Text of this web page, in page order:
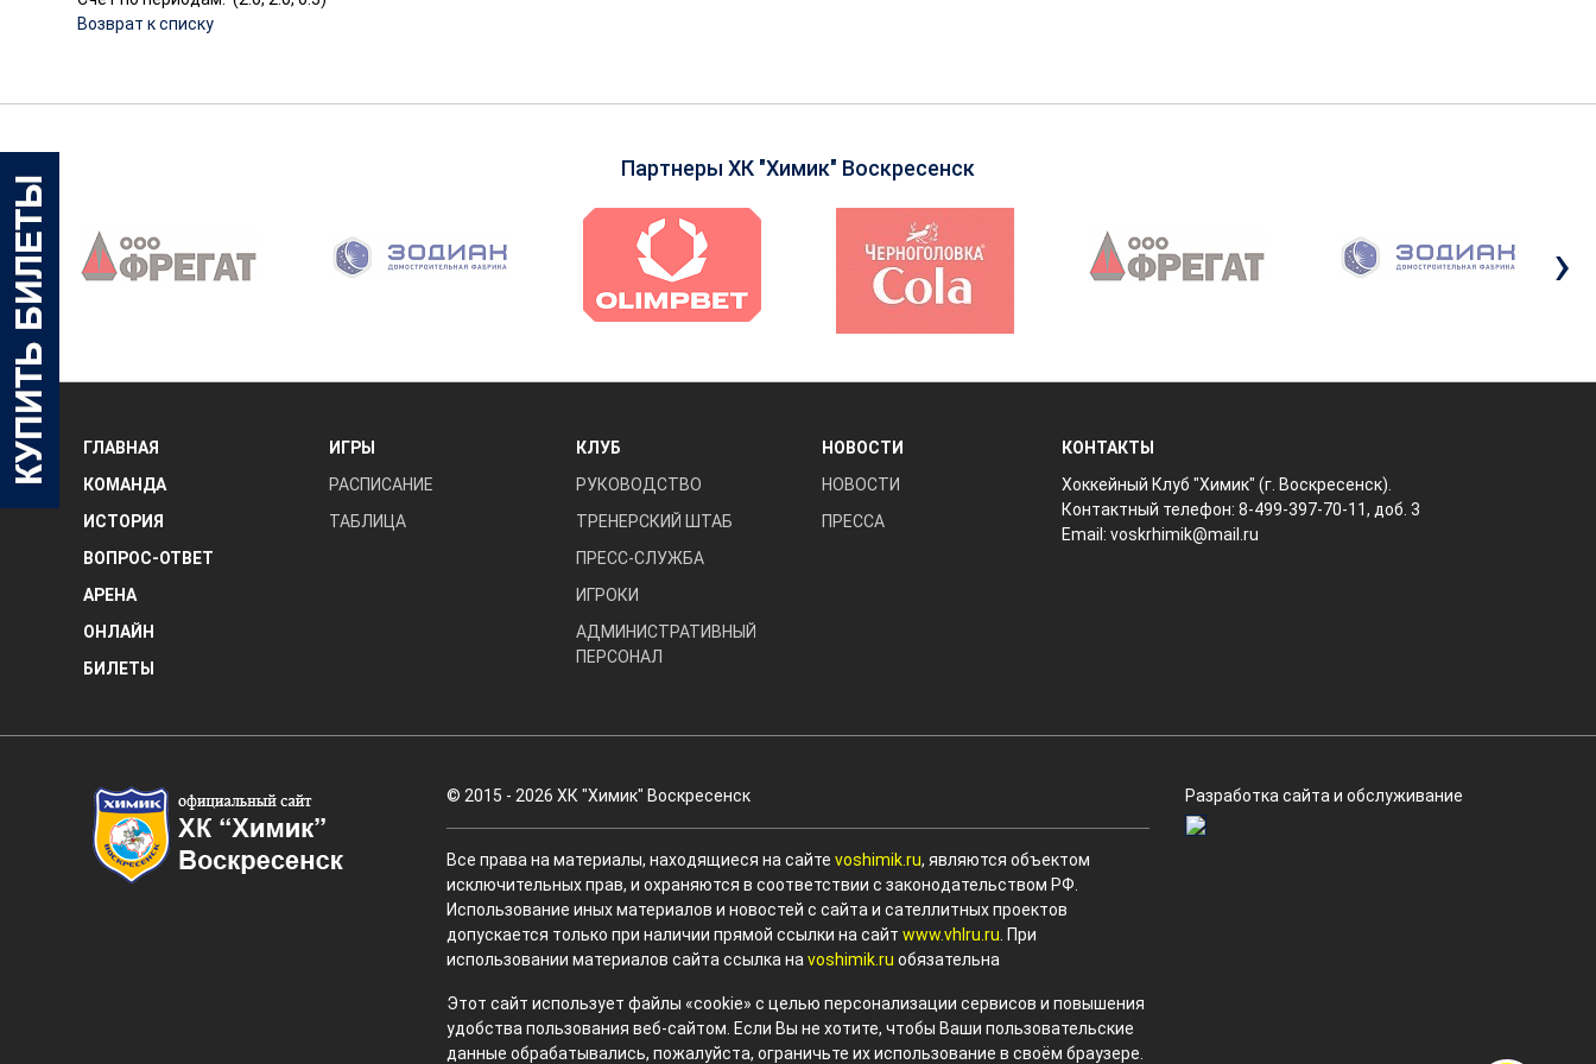
Возврат к списку
Партнеры ХК "Химик" Воскресенск
‹ ›
ГЛАВНАЯ
КОМАНДА
ИСТОРИЯ
ВОПРОС-ОТВЕТ
АРЕНА
ОНЛАЙН
БИЛЕТЫ
ИГРЫ
РАСПИСАНИЕ
ТАБЛИЦА
КЛУБ
РУКОВОДСТВО
ТРЕНЕРСКИЙ ШТАБ
ПРЕСС-СЛУЖБА
ИГРОКИ
АДМИНИСТРАТИВНЫЙ
ПЕРСОНАЛ
НОВОСТИ
НОВОСТИ
ПРЕССА
КОНТАКТЫ
Хоккейный Клуб "Химик" (г. Воскресенск).
Контактный телефон: 8-499-397-70-11, доб. 3
Email:voskrhimik@mail.ru
© 2015 - 2026 ХК "Химик" Воскресенск
Все права на материалы, находящиеся на сайте voshimik.ru, являются объектом
исключительных прав, и охраняются в соответствии с законодательством РФ.
Использование иных материалов и новостей с сайта и сателлитных проектов
допускается только при наличии прямой ссылки на сайт www.vhlru.ru . При
использовании материалов сайта ссылка на voshimik.ru обязательна
Этот сайт использует файлы «cookie» с целью персонализации сервисов и повышения
удобства пользования веб-сайтом. Если Вы не хотите, чтобы Ваши пользовательские
данные обрабатывались, пожалуйста, ограничьте их использование в своём браузере.
Разработка сайта и обслуживание